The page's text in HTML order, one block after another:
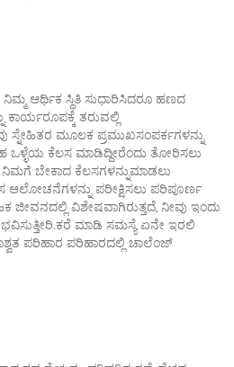
ಆರ್ಥಿಕ ಸ್ಥಿತಿ ಸುಧಾರಿಸಿದರೂ ಹಣದ
ತರುವಲ್ಲಿ
ಸ್ನೇಹಿತರ ಮೂಲಕ ಪ್ರಮುಖಸಂಪರ್ಕಗಳನ್ನು
ಒಳ್ಳೆಯ ಕೆಲಸ ಮಾಡಿದ್ದೀರೆಂದು ತೋರಿಸಲು
ನಿಮಗೆ ಬೇಕಾದ ಕೆಲಸಗಳನ್ನುಮಾಡಲು
ಆಲೋಚನೆಗಳನ್ನು ಪರೀಕ್ಷಿಸಲು ಪರಿಪೂರ್ಣ
ವಿಶೇಷವಾಗಿರುತ್ತದೆ, ನೀವು ಇಂದು
ಮಾಡಿ ಸಮಸ್ಯೆ ಏನೇ ಇರಲಿ
ಪರಿಹಾರ ಪರಿಹಾರದಲ್ಲಿ ಚಾಲೆಂಜ್